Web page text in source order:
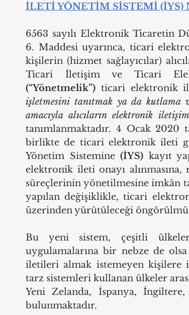
Franchising Media & Entertainment
Competition Law Rekabet Hukuku
İLETİ YÖNETİM SİSTEMİ (İYS)
6563 sayılı Elektronik Ticaretin
6. Maddesi uyarınca, ticari
kişilerin (hizmet sağlayıcılar)
(“Yönetmelik”) ticari elektronik
işletmesini tanıtmak ya da kutlama
amacıyla alıcıların elektronik
tanımlanmaktadır. 4 Ocak 2020
birlikte de ticari elektronik ileti
Yönetim Sistemine (İYS) kayıt
elektronik ileti onayı alınmasına,
süreçlerinin yönetilmesine imkân
yapılan değişiklikle, ticari
üzerinden yürütüleceği
Bu yeni sistem, çeşitli
uygulamalarına bir nebze de
iletileri almak istemeyen
tarz sistemleri kullanan ülkeler
Yeni Zelanda, İspanya,
bulunmaktadır.